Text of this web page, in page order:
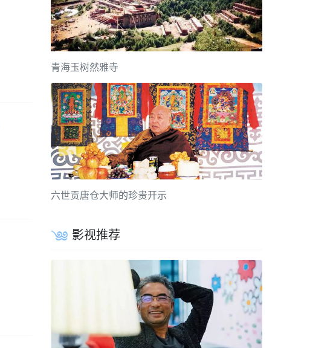
青海玉树然雅寺
六世贡唐仓大师的珍贵开示
影视推荐